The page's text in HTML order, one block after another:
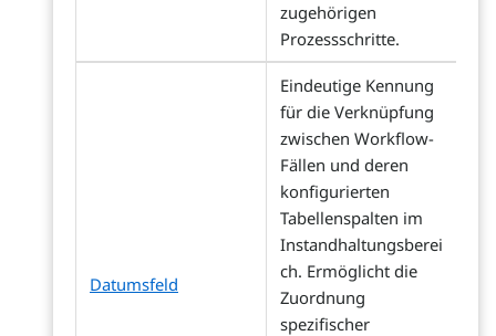
zugehörigen
Prozessschritte.
Datumsfeld
Eindeutige Kennung
für die Verknüpfung
zwischen Workflow-
Fällen und deren
konfigurierten
Tabellenspalten im
Instandhaltungsberei
ch. Ermöglicht die
Zuordnung
spezifischer